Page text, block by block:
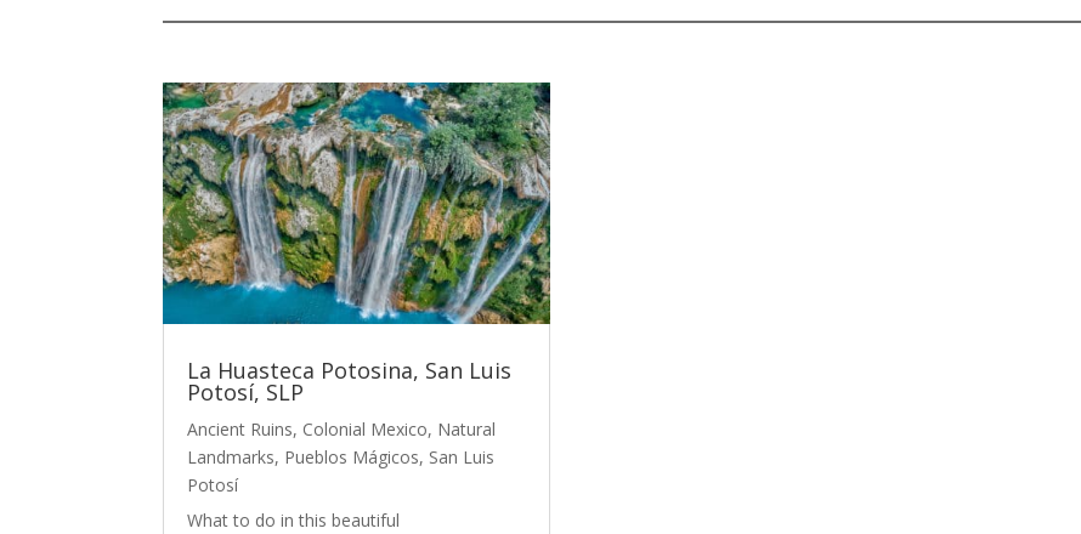
La Huasteca Potosina, San Luis
Potosí, SLP
Ancient Ruins, Colonial Mexico, Natural
Landmarks, Pueblos Mágicos, San Luis
Potosí
What to do in this beautiful